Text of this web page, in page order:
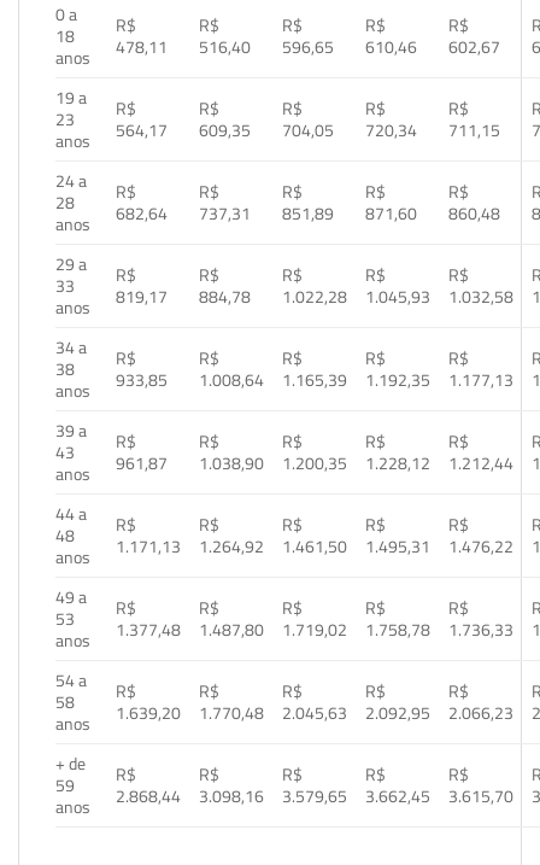
0 a
18
anos
R$
478,11
R$
516,40
R$
596,65
R$
610,46
R$
602,67
19 a
23
anos
R$
564,17
R$
609,35
R$
704,05
R$
720,34
R$
711,15
24 a
28
anos
R$
682,64
R$
737,31
R$
851,89
R$
871,60
R$
860,48
29 a
33
anos
R$
819,17
R$
884,78
R$
1.022,28
R$
1.045,93
R$
1.032,58
34 a
38
anos
R$
933,85
R$
1.008,64
R$
1.165,39
R$
1.192,35
R$
1.177,13
39 a
43
anos
R$
961,87
R$
1.038,90
R$
1.200,35
R$
1.228,12
R$
1.212,44
44 a
48
anos
R$
1.171,13
R$
1.264,92
R$
1.461,50
R$
1.495,31
R$
1.476,22
49 a
53
anos
R$
1.377,48
R$
1.487,80
R$
1.719,02
R$
1.758,78
R$
1.736,33
54 a
58
anos
R$
1.639,20
R$
1.770,48
R$
2.045,63
R$
2.092,95
R$
2.066,23
+ de
59
anos
R$
2.868,44
R$
3.098,16
R$
3.579,65
R$
3.662,45
R$
3.615,70